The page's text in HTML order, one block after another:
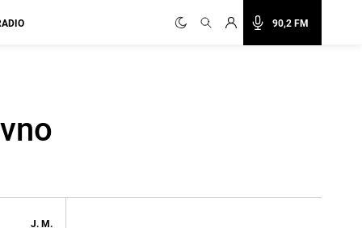
90,2 FM
J. M.